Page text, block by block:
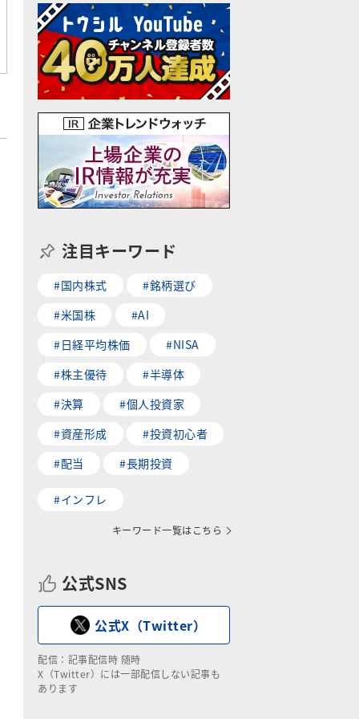
注目キーワード
#国内株式
#銘柄選び
#米国株
#AI
#日経平均株価
#NISA
#株主優待
#半導体
#決算
#個人投資家
#資産形成
#投資初心者
#配当
#長期投資
#インフレ
キーワード一覧はこちら
公式SNS
公式X（Twitter）
配信：記事配信時 随時
X（Twitter）には一部配信しない記事も
あります